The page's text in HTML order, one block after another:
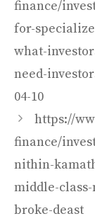
finance/
for-
what-
need-
04-10
https://
finance/
nithin-
middle-class-
broke-deast